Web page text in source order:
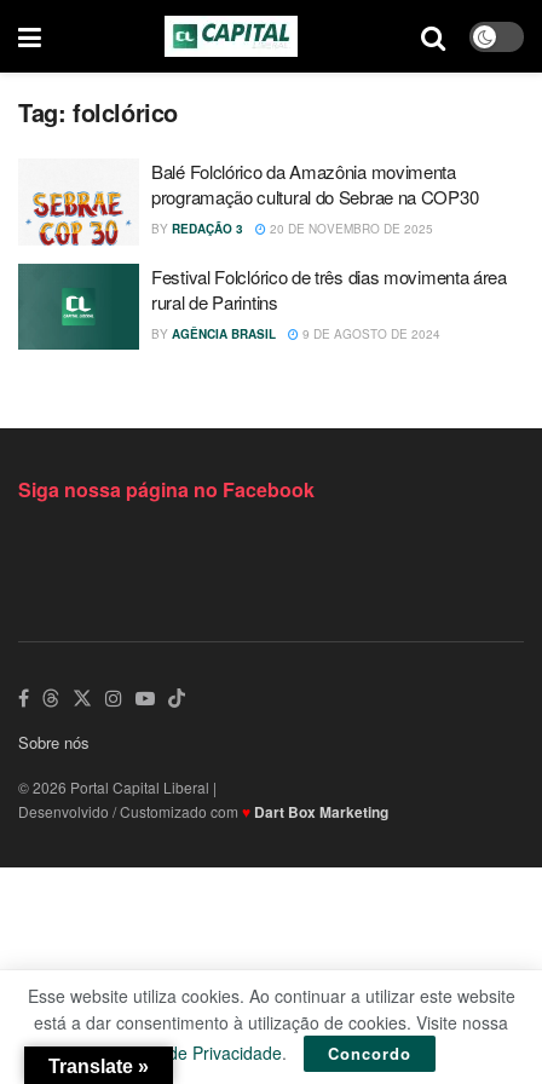
Tag: folclórico
Balé Folclórico da Amazônia movimenta
programação cultural do Sebrae na COP30
BY REDAÇÃO 3 20 DE NOVEMBRO DE 2025
Festival Folclórico de três dias movimenta área
rural de Parintins
BY AGÊNCIA BRASIL 9 DE AGOSTO DE 2024
Siga nossa página no Facebook
Sobre nós
© 2026 Portal Capital Liberal |
Desenvolvido / Customizado com ♥ Dart Box Marketing
Translate »
Esse website utiliza cookies. Ao continuar a utilizar este website
está a dar consentimento à utilização de cookies. Visite nossa
Política de Privacidade. Concordo